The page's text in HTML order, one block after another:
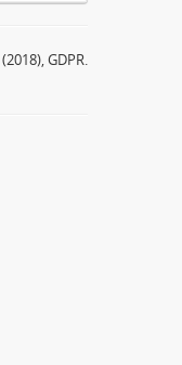
GDPR.